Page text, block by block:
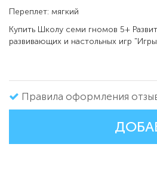
Переплет: мягкий
Купить Школу семи гномов 5+
развивающих и настольных игр
Правила оформления